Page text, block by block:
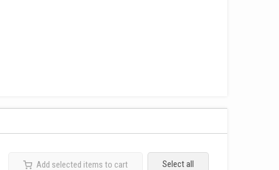
Add selected items to cart Select all